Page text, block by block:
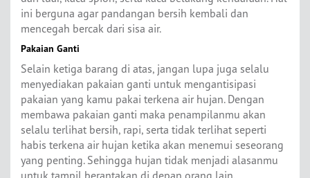
ini berguna agar pandangan bersih kembali dan
mencegah bercak dari sisa air.
Pakaian Ganti
Selain ketiga barang di atas, jangan lupa juga selalu
menyediakan pakaian ganti untuk mengantisipasi
pakaian yang kamu pakai terkena air hujan. Dengan
membawa pakaian ganti maka penampilanmu akan
selalu terlihat bersih, rapi, serta tidak terlihat seperti
habis terkena air hujan ketika akan menemui seseorang
yang penting. Sehingga hujan tidak menjadi alasanmu
untuk tampil berantakan di depan orang lain.